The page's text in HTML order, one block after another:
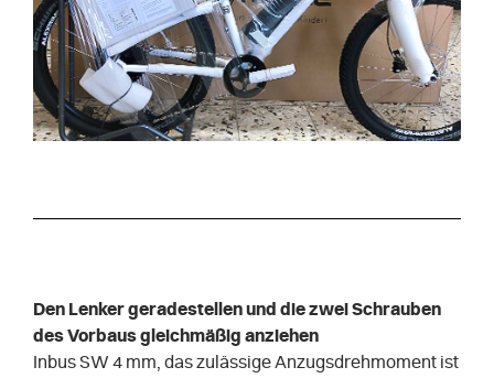
Den Lenker geradestellen und die zwei Schrauben
des Vorbaus gleichmäßig anziehen
Inbus SW 4 mm, das zulässige Anzugsdrehmoment ist